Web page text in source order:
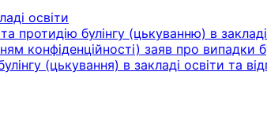
освіти
протидію булінгу (цькуванню) в
конфіденційності) заяв про випадки
(цькування) в закладі освіти та